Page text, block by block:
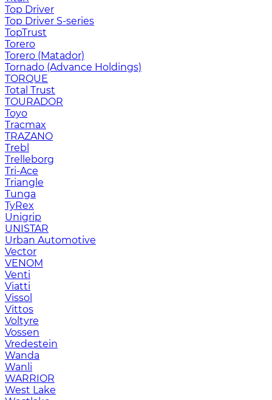
Top Driver
Top Driver S-series
TopTrust
Torero
Torero (Matador)
Tornado (Advance Holdings)
TORQUE
Total Trust
TOURADOR
Toyo
Tracmax
TRAZANO
Trebl
Trelleborg
Tri-Ace
Triangle
Tunga
TyRex
Unigrip
UNISTAR
Urban Automotive
Vector
VENOM
Venti
Viatti
Vissol
Vittos
Voltyre
Vossen
Vredestein
Wanda
Wanli
WARRIOR
West Lake